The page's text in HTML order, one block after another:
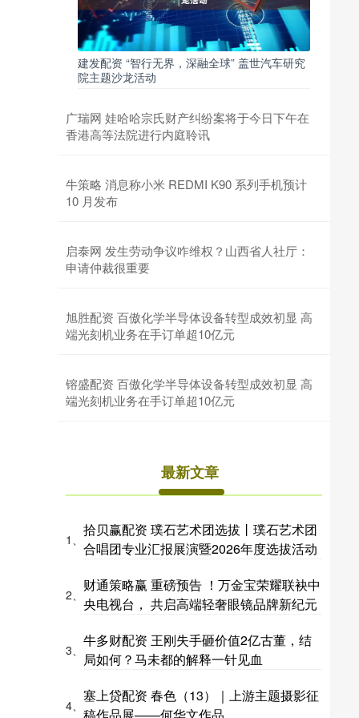
建发配资 “智行无界，深融全球” 盖世汽车研究
院主题沙龙活动
广瑞网 娃哈哈宗氏财产纠纷案将于今日下午在
香港高等法院进行内庭聆讯
牛策略 消息称小米 REDMI K90 系列手机预计
10 月发布
启泰网 发生劳动争议咋维权？山西省人社厅：
申请仲裁很重要
旭胜配资 百傲化学半导体设备转型成效初显 高
端光刻机业务在手订单超10亿元
镕盛配资 百傲化学半导体设备转型成效初显 高
端光刻机业务在手订单超10亿元
最新文章
1、
拾贝赢配资 璞石艺术团选拔丨璞石艺术团
合唱团专业汇报展演暨2026年度选拔活动
2、
财通策略赢 重磅预告 ！万金宝荣耀联袂中
央电视台， 共启高端轻奢眼镜品牌新纪元
3、
牛多财配资 王刚失手砸价值2亿古董，结
局如何？马未都的解释一针见血
4、
塞上贷配资 春色（13）｜上游主题摄影征